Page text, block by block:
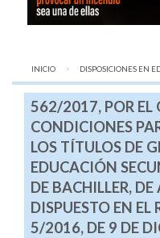
INICIO DISPOSICIONES EN
562/2017, POR EL
CONDICIONES
LOS TÍTULOS DE
EDUCACIÓN
DE BACHILLER,
DISPUESTO EN EL
5/2016, DE 9 DE